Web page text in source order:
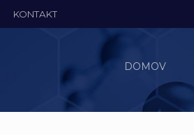
DOMOV
KONTAKT